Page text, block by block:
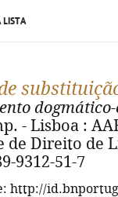
LISTA
- Lisboa :
de Direito de
9312-51-7
http://